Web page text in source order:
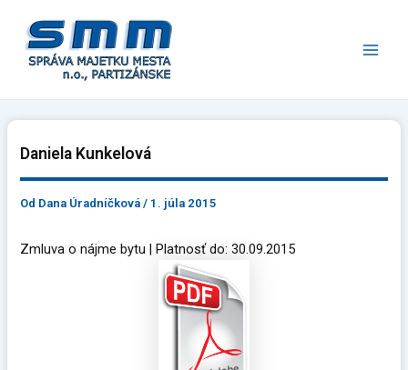
obsah
Daniela Kunkelová
Od Dana Úradníčková/ 1. júla 2015
Zmluva o nájme bytu | Platnosť do: 30.09.2015